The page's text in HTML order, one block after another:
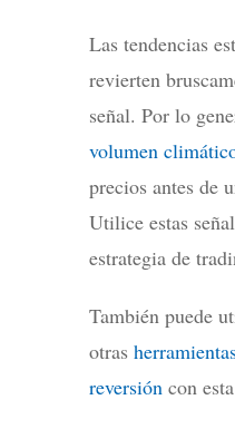
Las tendencias
revierten
señal. Por lo
volumen
precios antes de
Utilice estas
estrategia de
También puede
otras
reversión con